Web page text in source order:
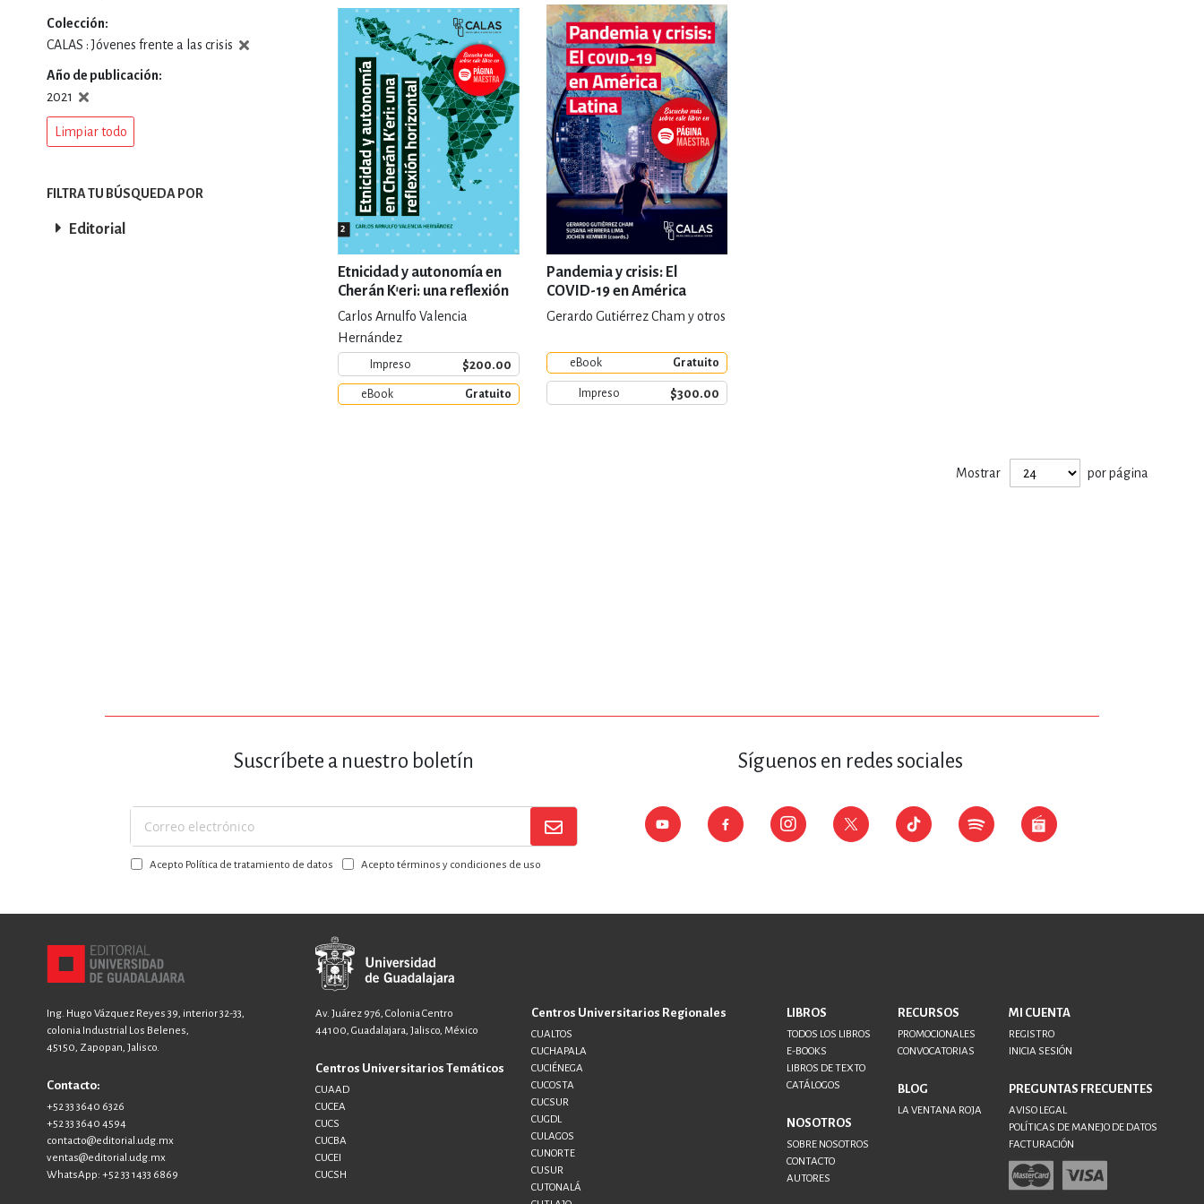
DEPORTES Y ACTIVIDADES DE OCIO AL AIRE LIBRE
ECONOMÍA, FINANZAS, EMPRESA Y GESTIÓN
ESTILOS DE VIDA, AFICIONES Y OCIO FICCIÓN Y TEMAS AFINES
FILOSOFÍA Y RELIGIÓN HISTORIA Y ARQUEOLOGÍA
INFANTILES, JUVENILES Y DIDÁCTICOS LENGUAJE Y LINGÜÍSTICA
TECNOLOGÍA, INGENIERÍA, AGRICULTURA
Etnicidad y autonomía en
Cherán K'eri: una reflexión
horizontal
Carlos Arnulfo Valencia
Hernández
Impreso $200.00
eBook Gratuito
Pandemia y crisis: El
COVID-19 en América
Latina
Gerardo Gutiérrez Cham y otros
eBook Gratuito
Impreso $300.00
Mostrar por página
Colección
CALAS : Jóvenes frente a las crisis
Año de publicación
2021
Limpiar todo
FILTRA TU BÚSQUEDA POR
Editorial
Suscríbete a nuestro boletín
Suscríbase
a
nuestroAcepto Política de tratamiento de datos Acepto términos y condiciones de uso
Síguenos en redes sociales
Ing. Hugo Vázquez Reyes 39, interior 32-33,
colonia Industrial Los Belenes,
45150, Zapopan, Jalisco.
Contacto:
+52 33 3640 6326
+52 33 3640 4594
contacto@editorial.udg.mx
ventas@editorial.udg.mx
WhatsApp: +52 33 1433 6869
Av. Juárez 976, Colonia Centro
44100, Guadalajara, Jalisco, México
Centros Universitarios Temáticos
CUAAD
CUCEA
CUCS
CUCBA
CUCEI
CUCSH
Centros Universitarios Regionales
CUALTOS
CUCHAPALA
CUCIÉNEGA
CUCOSTA
CUCSUR
CUGDL
CULAGOS
CUNORTE
CUSUR
CUTONALÁ
LIBROS
TODOS LOS LIBROS
E-BOOKS
LIBROS DE TEXTO
CATÁLOGOS
NOSOTROS
SOBRE NOSOTROS
CONTACTO
AUTORES
RECURSOS
PROMOCIONALES
CONVOCATORIAS
BLOG
LA VENTANA ROJA
MI CUENTA
REGISTRO
INICIA SESIÓN
PREGUNTAS FRECUENTES
AVISO LEGAL
POLÍTICAS DE MANEJO DE DATOS
FACTURACIÓN